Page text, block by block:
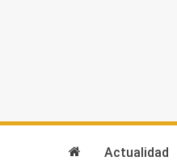
Actualidad